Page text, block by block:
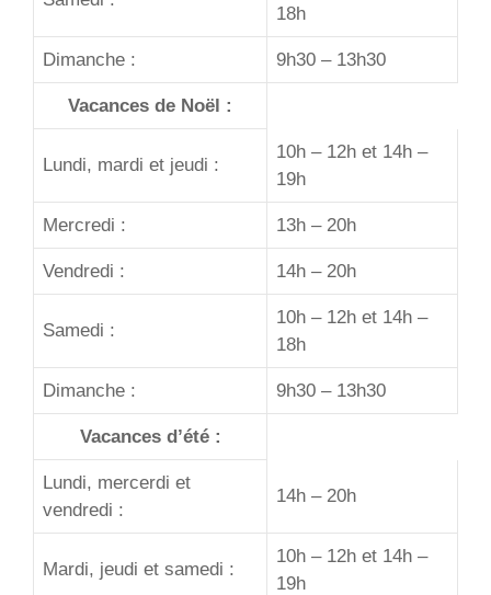
18h
Dimanche : 9h30 – 13h30
Vacances de Noël :
Lundi, mardi et jeudi :
10h – 12h et 14h –
19h
Mercredi : 13h – 20h
Vendredi : 14h – 20h
Samedi :
10h – 12h et 14h –
18h
Dimanche : 9h30 – 13h30
Vacances d’été :
Lundi, mercerdi et
vendredi :
14h – 20h
Mardi, jeudi et samedi :
10h – 12h et 14h –
19h